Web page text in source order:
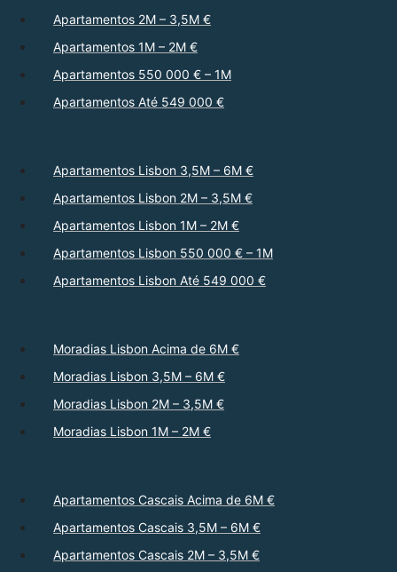
Apartamentos 2M – 3,5M €
Apartamentos 1M – 2M €
Apartamentos 550 000 € – 1M
Apartamentos Até 549 000 €
Apartamentos Lisbon 3,5M – 6M €
Apartamentos Lisbon 2M – 3,5M €
Apartamentos Lisbon 1M – 2M €
Apartamentos Lisbon 550 000 € – 1M
Apartamentos Lisbon Até 549 000 €
Moradias Lisbon Acima de 6M €
Moradias Lisbon 3,5M – 6M €
Moradias Lisbon 2M – 3,5M €
Moradias Lisbon 1M – 2M €
Apartamentos Cascais Acima de 6M €
Apartamentos Cascais 3,5M – 6M €
Apartamentos Cascais 2M – 3,5M €